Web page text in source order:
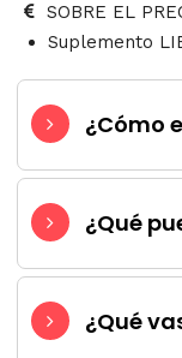
SOBRE EL
Suplemento
¿Cómo
¿Qué
¿Qué